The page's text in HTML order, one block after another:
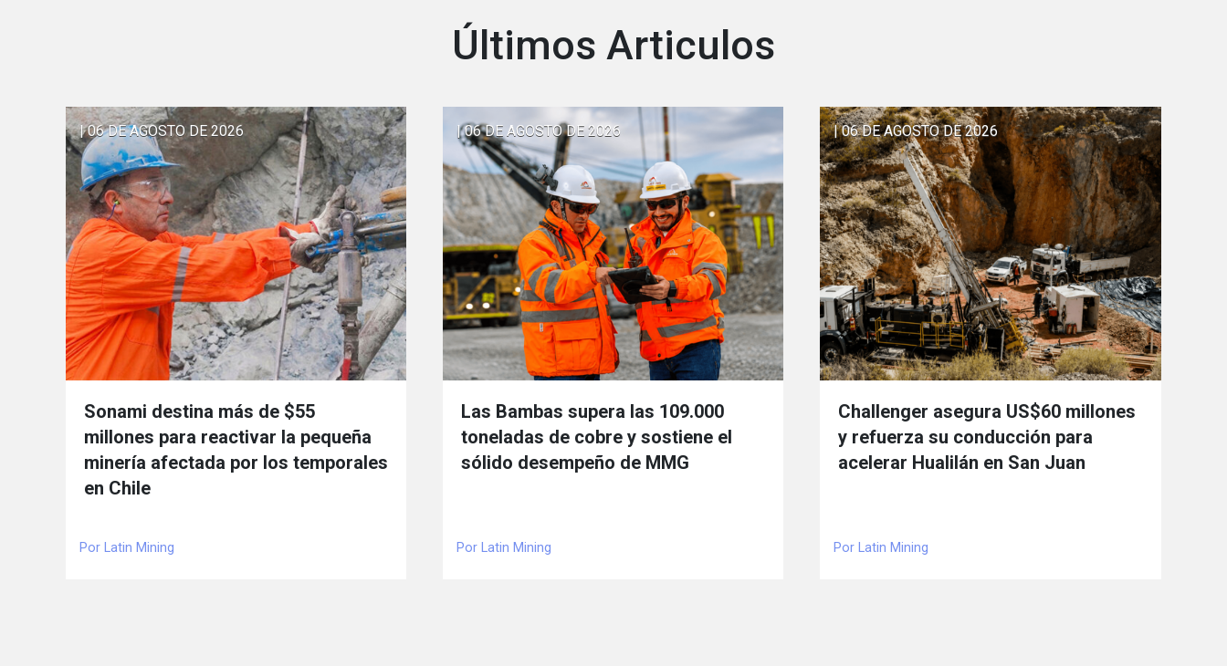
Últimos Articulos
| 06 DE AGOSTO DE 2026
Sonami destina más de $55
millones para reactivar la pequeña
minería afectada por los temporales
en Chile
Por Latin Mining
| 06 DE AGOSTO DE 2026
Las Bambas supera las 109.000
toneladas de cobre y sostiene el
sólido desempeño de MMG
Por Latin Mining
| 06 DE AGOSTO DE 2026
Challenger asegura US$60 millones
y refuerza su conducción para
acelerar Hualilán en San Juan
Por Latin Mining